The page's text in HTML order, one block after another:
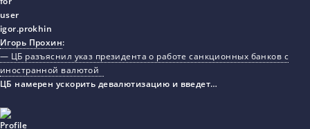
Игорь Прохин:
— ЦБ разъяснил указ президента о работе санкционных банков с
иностранной валютой
ЦБ намерен ускорить девалютизацию и введет…